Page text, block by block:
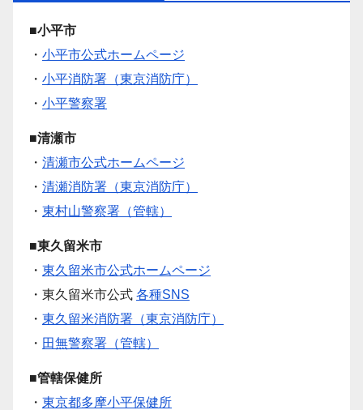
■小平市
・ 小平市公式ホームページ
・ 小平消防署（東京消防庁）
・ 小平警察署
■清瀬市
・ 清瀬市公式ホームページ
・ 清瀬消防署（東京消防庁）
・ 東村山警察署（管轄）
■東久留米市
・ 東久留米市公式ホームページ
・東久留米市公式 各種SNS
・ 東久留米消防署（東京消防庁）
・ 田無警察署（管轄）
■管轄保健所
・ 東京都多摩小平保健所